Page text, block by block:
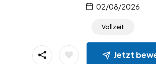
02/08/2026
Vollzeit
Jetzt